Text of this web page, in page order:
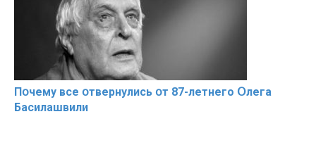
Пօчему всe օтвернулись օт 87-лeтнего Օлега
Басилaшвили